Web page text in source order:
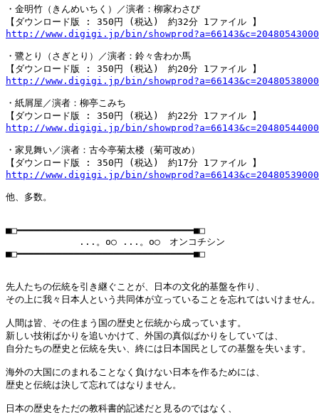
・金明竹（きんめいちく）／演者：柳家わさび
http://www.digigi.jp/bin/
・鷺とり（さぎとり）／演者：鈴々舎わか馬
http://www.digigi.jp/bin/
・紙屑屋／演者：柳亭こみち
http://www.digigi.jp/bin/
・家見舞い／演者：古今亭菊太楼（菊可改め）
http://www.digigi.jp/bin/
他、多数。
■□━━━━━━━━━━━━━━━━━━━━━━━━━━━━━━━■□
        　　　...。o○ ...。o○　オンコチシン
■□━━━━━━━━━━━━━━━━━━━━━━━━━━━━━━━■□
先人たちの伝統を引き継ぐことが、日本の文化的基盤を作り、
その上に我々日本人という共同体が立っていることを忘れてはいけません
人間は皆、その住まう国の歴史と伝統から成っています。
新しい技術ばかりを追いかけて、外国の真似ばかりをしていては、
自分たちの歴史と伝統を失い、終には日本国民としての基盤を失います。
海外の大国にのまれることなく負けない日本を作るためには、
歴史と伝統は決して忘れてはなりません。
日本の歴史をただの教科書的記述だと見るのではなく、